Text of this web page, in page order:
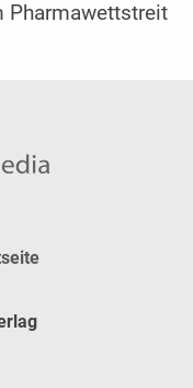
Pharmawettstreit